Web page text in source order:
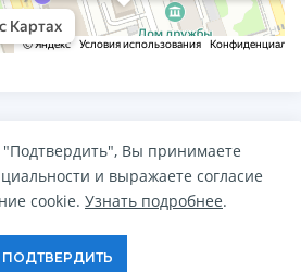
Вы принимаете
и выражаете согласие
cookie. Узнать подробнее.
ПОДТВЕРДИТЬ